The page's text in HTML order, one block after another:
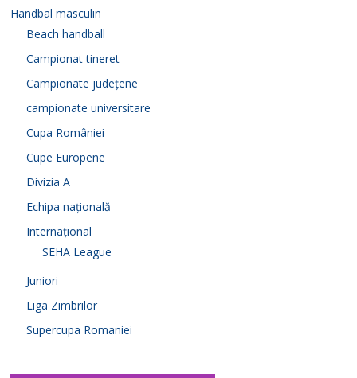
Handbal masculin
Beach handball
Campionat tineret
Campionate județene
campionate universitare
Cupa României
Cupe Europene
Divizia A
Echipa națională
Internațional
SEHA League
Juniori
Liga Zimbrilor
Supercupa Romaniei